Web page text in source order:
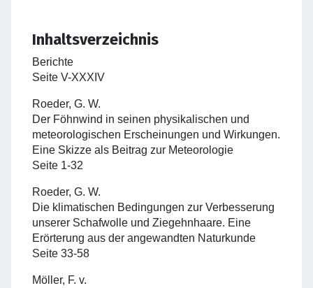
Inhaltsverzeichnis
Berichte
Seite V-XXXIV
Roeder, G. W.
Der Föhnwind in seinen physikalischen und
meteorologischen Erscheinungen und Wirkungen.
Eine Skizze als Beitrag zur Meteorologie
Seite 1-32
Roeder, G. W.
Die klimatischen Bedingungen zur Verbesserung
unserer Schafwolle und Ziegehnhaare. Eine
Erörterung aus der angewandten Naturkunde
Seite 33-58
Möller, F. v.